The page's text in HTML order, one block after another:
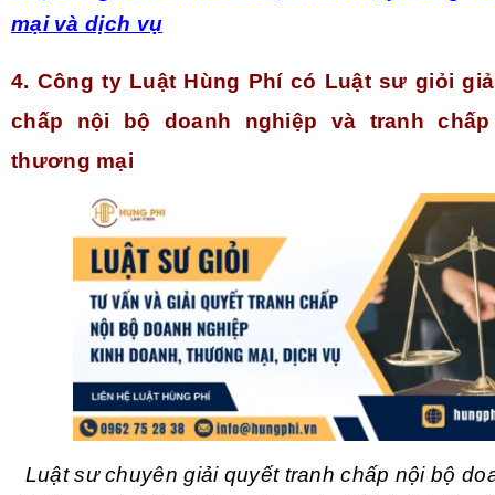
mại và dịch vụ
4. Công ty Luật Hùng Phí có Luật sư giỏi
chấp nội bộ doanh nghiệp và tranh
thương mại
Luật sư chuyên giải quyết tranh chấp nội bộ